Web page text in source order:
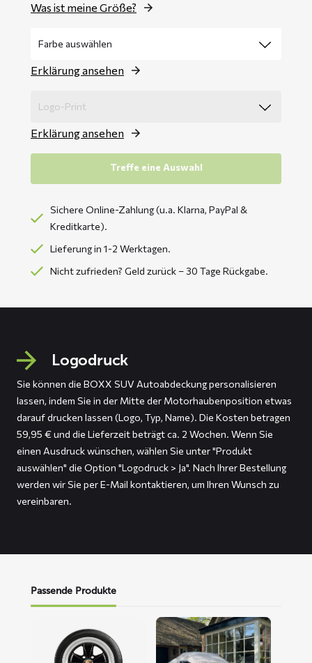
Was ist meine Größe?
Erklärung ansehen
Erklärung ansehen
Treffe eine Auswahl
Sichere Online-Zahlung (u.a. Klarna, PayPal &
Kreditkarte).
Lieferung in 1-2 Werktagen.
Nicht zufrieden? Geld zurück – 30 Tage Rückgabe.
Logodruck
Sie können die BOXX SUV Autoabdeckung personalisieren
lassen, indem Sie in der Mitte der Motorhaubenposition etwas
darauf drucken lassen (Logo, Typ, Name). Die Kosten betragen
59,95 € und die Lieferzeit beträgt ca. 2 Wochen. Wenn Sie
einen Ausdruck wünschen, wählen Sie unter "Produkt
auswählen" die Option "Logodruck > Ja". Nach Ihrer Bestellung
werden wir Sie per E-Mail kontaktieren, um Ihren Wunsch zu
vereinbaren.
Passende Produkte
Mehr
lesen
über